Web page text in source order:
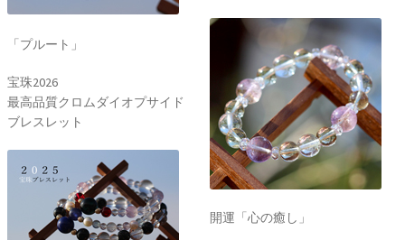
「プルート」
宝珠2026
最高品質クロムダイオプサイド
ブレスレット
開運「心の癒し」